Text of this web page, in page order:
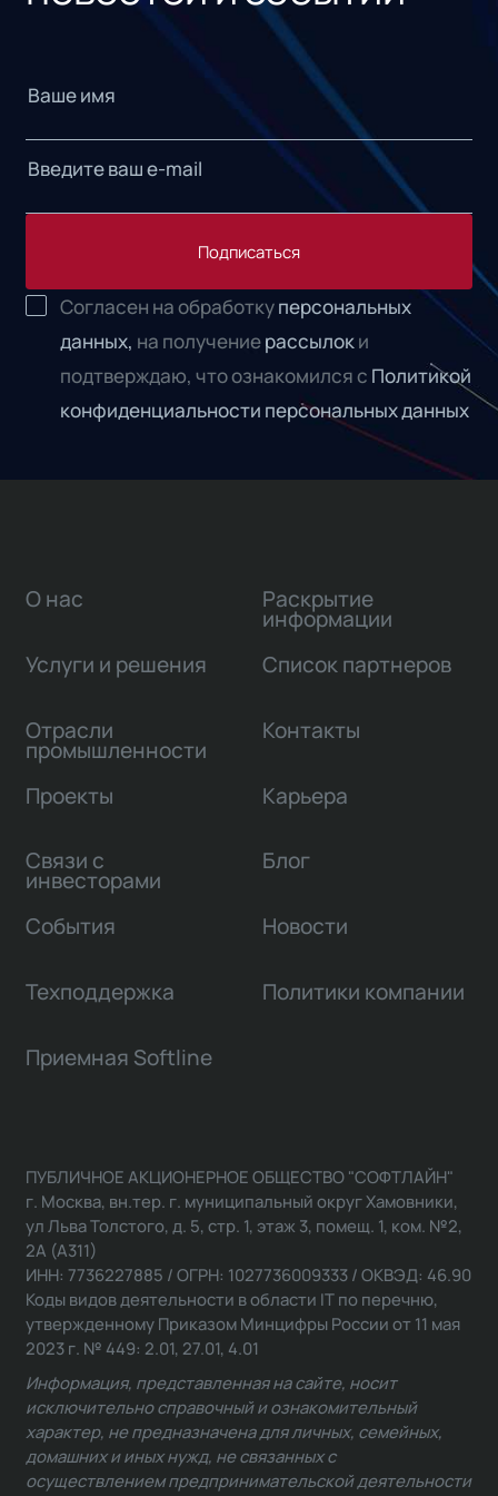
Подписаться
Согласен на обработкуперсональных
данных, на получениерассылоки
подтверждаю, что ознакомился с Политикой
конфиденциальности персональных данных
О нас
Услуги и решения
Отрасли
промышленности
Проекты
Связи с
инвесторами
Раскрытие
информации
Список партнеров
Контакты
Карьера
Блог
События Новости
Техподдержка Политики компании
Приемная Softline
ПУБЛИЧНОЕ АКЦИОНЕРНОЕ ОБЩЕСТВО "СОФТЛАЙН"
г. Москва, вн.тер. г. муниципальный округ Хамовники,
ул Льва Толстого, д. 5, стр. 1, этаж 3, помещ. 1, ком. №2,
2А (А311)
ИНН: 7736227885 / ОГРН: 1027736009333 / ОКВЭД: 46.90
Коды видов деятельности в области IT по перечню,
утвержденному Приказом Минцифры России от 11 мая
2023 г. № 449: 2.01, 27.01, 4.01
Информация, представленная на сайте, носит
исключительно справочный и ознакомительный
характер, не предназначена для личных, семейных,
домашних и иных нужд, не связанных с
осуществлением предпринимательской деятельности